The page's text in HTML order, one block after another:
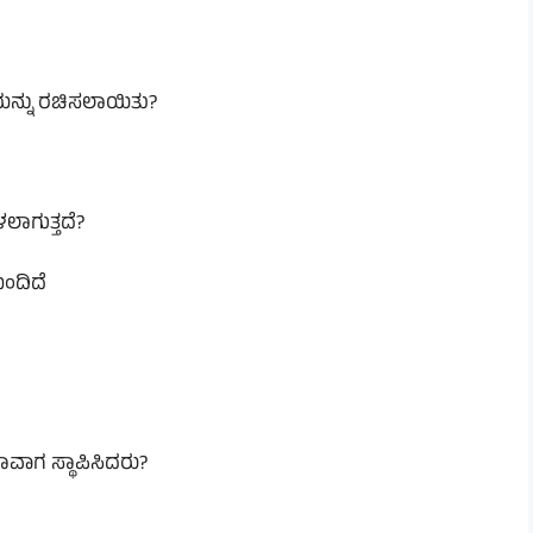
ರಚಿಸಲಾಯಿತು?
ಸ್ಥಾಪಿಸಿದರು?